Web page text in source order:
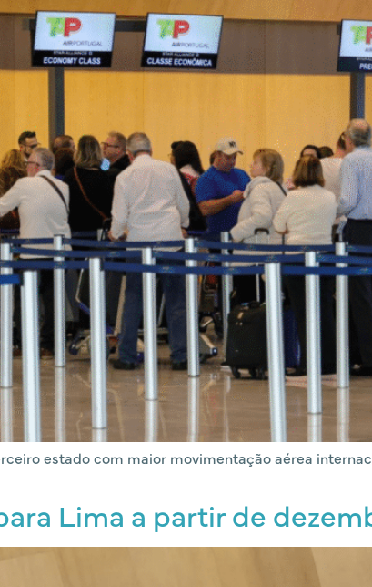
estado com maior movimentação aérea
Lima a partir de